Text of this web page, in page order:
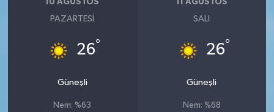
10 AĞUSTOS
PAZARTESI
26°
Güneşli
Nem: %63
11 AĞUSTOS
SALI
26°
Güneşli
Nem: %68